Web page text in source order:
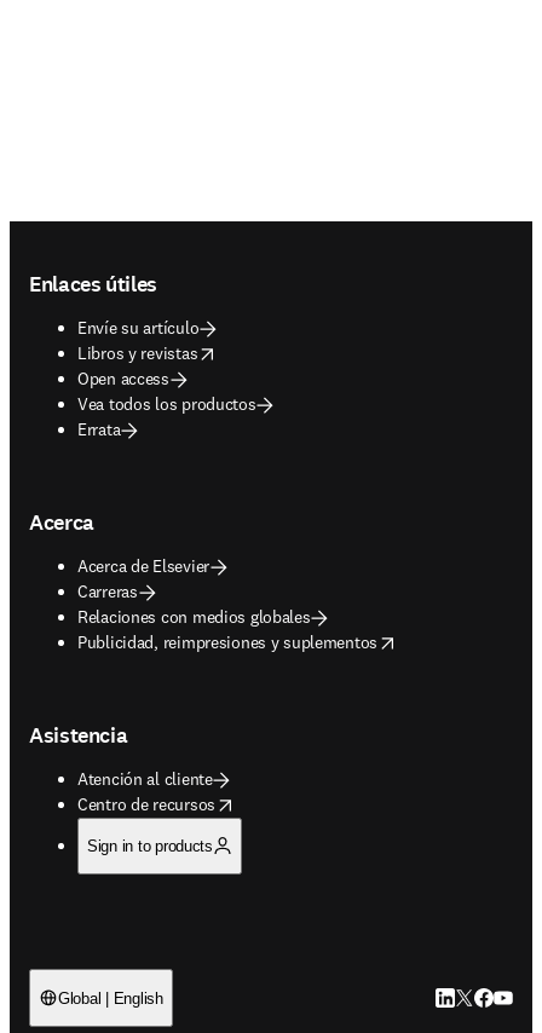
Enlaces útiles
Envíe su artículo
Libros y revistas
opens in new tab/window
Open access
Vea todos los productos
Errata
Acerca
Acerca de Elsevier
Carreras
Relaciones con medios globales
Publicidad, reimpresiones y suplementos
opens in new tab/window
Asistencia
Atención al cliente
Centro de recursos
opens in new tab/window
Sign in to products
Global | English LinkedIn se
Twitter se